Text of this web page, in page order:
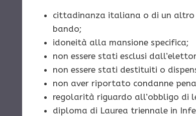
cittadinanza italiana o di un altro
bando;
idoneità alla mansione specifica;
non essere stati esclusi
non essere stati destituiti o
non aver riportato condanne
regolarità riguardo all’obbligo di
diploma di Laurea triennale in